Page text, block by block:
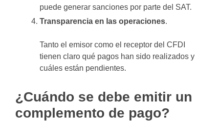
puede generar sanciones por parte del SAT.
Transparencia en las operaciones.
Tanto el emisor como el receptor del CFDI
tienen claro qué pagos han sido realizados y
cuáles están pendientes.
¿Cuándo se debe emitir un
complemento de pago?